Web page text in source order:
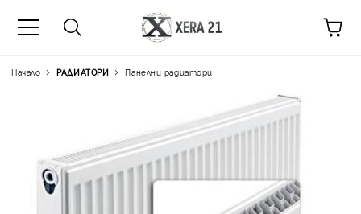
Начало РАДИАТОРИ Панелни радиатори